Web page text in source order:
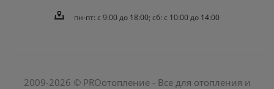
пн-пт: c 9:00 до 18:00; сб: с 10:00 до 14:00
2009-2026 © PROотопление - Все для отопления и